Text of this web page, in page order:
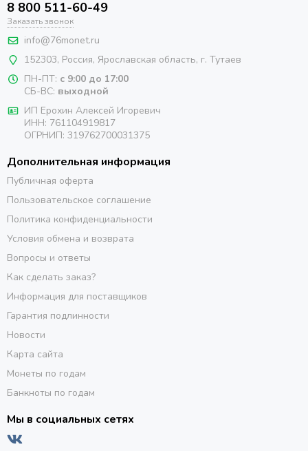
8 800 511-60-49
Заказать звонок
info@76monet.ru
152303, Россия, Ярославская область, г. Тутаев
ПН-ПТ: с 9:00 до 17:00
СБ-ВС: выходной
ИП Ерохин Алексей Игоревич
ИНН: 761104919817
ОГРНИП: 319762700031375
Дополнительная информация
Публичная оферта
Пользовательское соглашение
Политика конфиденциальности
Условия обмена и возврата
Вопросы и ответы
Как сделать заказ?
Информация для поставщиков
Гарантия подлинности
Новости
Карта сайта
Монеты по годам
Банкноты по годам
Мы в социальных сетях